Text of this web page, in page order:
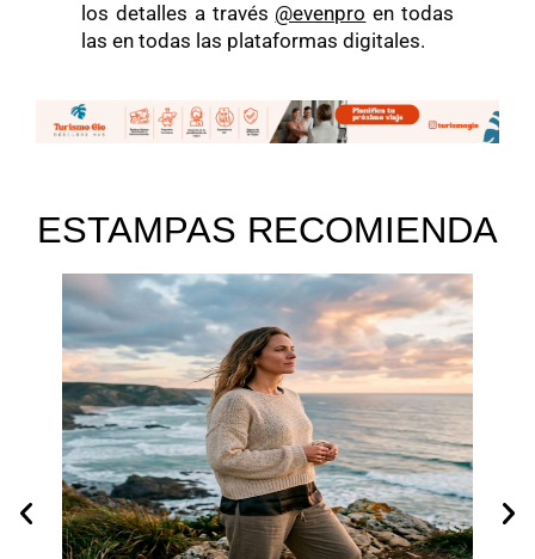
los detalles a través @evenpro en todas
las en todas las plataformas digitales.
ESTAMPAS RECOMIENDA